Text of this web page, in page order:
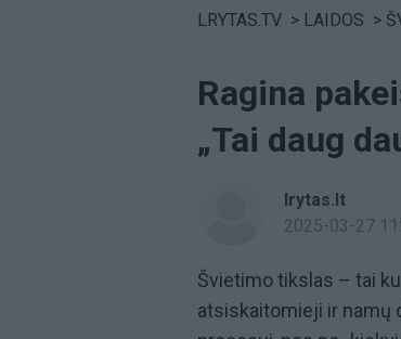
LRYTAS.TV > LAIDOS >
Ragina
„Tai daug
lrytas.lt
2025-03-27
Švietimo tikslas – tai
atsiskaitomieji ir namų